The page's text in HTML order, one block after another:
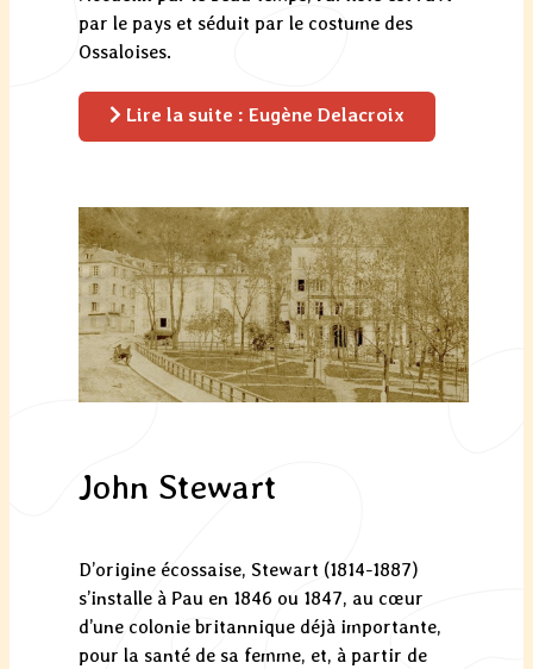
par le pays et séduit par le costume des
Ossaloises.
Lire la suite : Eugène Delacroix
John Stewart
D’origine écossaise, Stewart (1814-1887)
s’installe à Pau en 1846 ou 1847, au cœur
d’une colonie britannique déjà importante,
pour la santé de sa femme, et, à partir de